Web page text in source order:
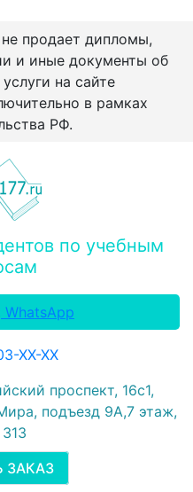
продает дипломы,
и иные документы об
на сайте
в рамках
РФ.
по учебным
WhatsApp
ХХ-ХХ
проспект, 16с1,
подъезд 9А,7 этаж,
ЗАКАЗ